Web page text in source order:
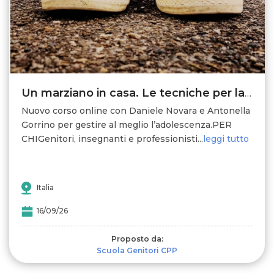
Un marziano in casa. Le tecniche per la gestione dell’adolescente
Nuovo corso online con Daniele Novara e Antonella
Gorrino per gestire al meglio l’adolescenza.PER
CHIGenitori, insegnanti e professionisti...leggi tutto
Italia
16/09/26
Proposto da:
Scuola Genitori CPP